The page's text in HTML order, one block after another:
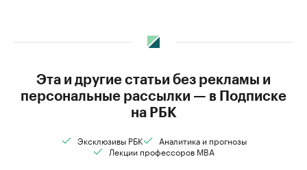
Эта и другие статьи без рекламы и
персональные рассылки — в Подписке
на РБК
Эксклюзивы РБК
Аналитика и прогнозы
Лекции профессоров MBA